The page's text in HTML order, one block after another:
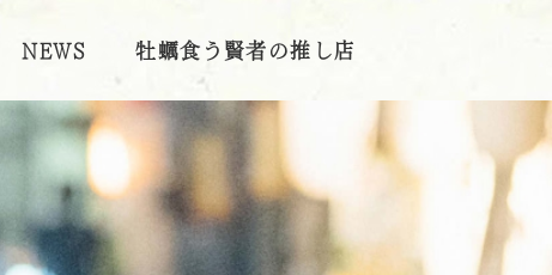
NEWS 牡蠣食う賢者の推し店